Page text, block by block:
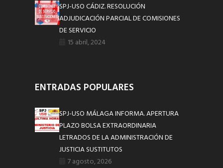
SPJ-USO CÁDIZ. RESOLUCIÓN
ADJUDICACIÓN PARCIAL DE COMISIONES
DE SERVICIO
15 abril, 2024
ENTRADAS POPULARES
SPJ-USO MÁLAGA INFORMA. APERTURA
PLAZO BOLSA EXTRAORDINARIA
LETRADOS DE LA ADMINISTRACIÓN DE
JUSTICIA SUSTITUTOS
7 agosto, 2026